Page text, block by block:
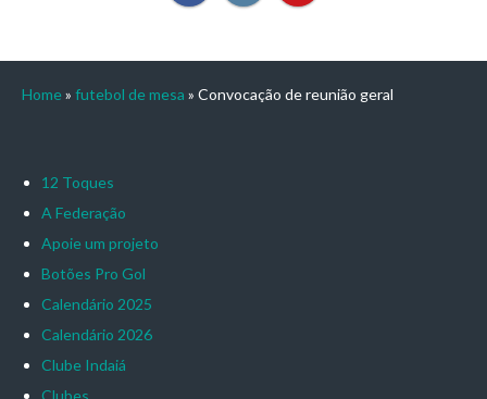
Home » futebol de mesa » Convocação de reunião geral
12 Toques
A Federação
Apoie um projeto
Botões Pro Gol
Calendário 2025
Calendário 2026
Clube Indaiá
Clubes